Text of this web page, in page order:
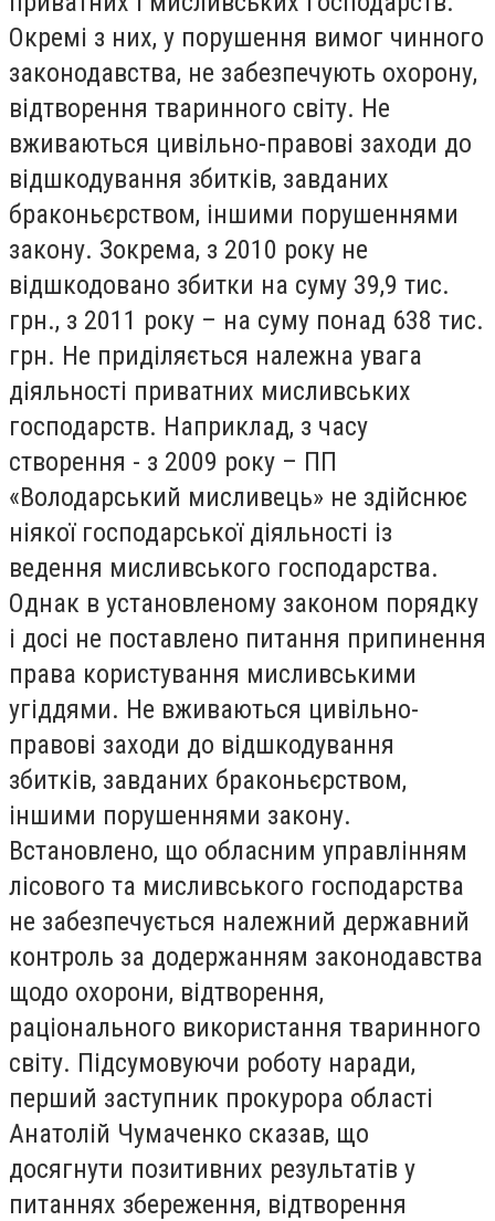
Окремі з них, у порушення вимог чинного
законодавства, не забезпечують охорону,
відтворення тваринного світу. Не
вживаються цивільно-правові заходи до
відшкодування збитків, завданих
браконьєрством, іншими порушеннями
закону. Зокрема, з 2010 року не
відшкодовано збитки на суму 39,9 тис.
грн., з 2011 року – на суму понад 638 тис.
грн. Не приділяється належна увага
діяльності приватних мисливських
господарств. Наприклад, з часу
створення - з 2009 року – ПП
«Володарський мисливець» не здійснює
ніякої господарської діяльності із
ведення мисливського господарства.
Однак в установленому законом порядку
і досі не поставлено питання припинення
права користування мисливськими
угіддями. Не вживаються цивільно-
правові заходи до відшкодування
збитків, завданих браконьєрством,
іншими порушеннями закону.
Встановлено, що обласним управлінням
лісового та мисливського господарства
не забезпечується належний державний
контроль за додержанням законодавства
щодо охорони, відтворення,
раціонального використання тваринного
світу. Підсумовуючи роботу наради,
перший заступник прокурора області
Анатолій Чумаченко сказав, що
досягнути позитивних результатів у
питаннях збереження, відтворення